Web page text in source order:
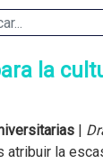
la
|
atribuir la